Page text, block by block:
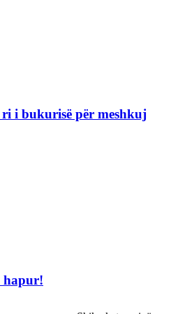
ri i bukurisë për meshkuj
hapur!